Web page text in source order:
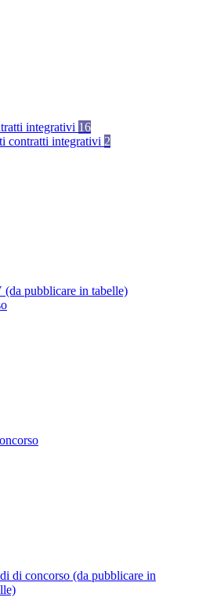
integrativi 16
contratti integrativi 2
(da pubblicare in tabelle)
di concorso (da pubblicare in